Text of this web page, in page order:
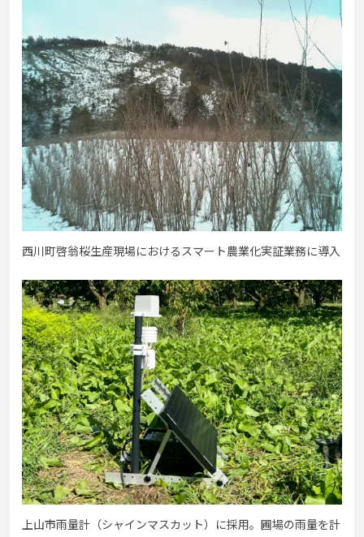
西川町啓翁桜生産現場におけるスマート農業化実証業務に導入
上山市雨量計（シャインマスカット）に採用。圃場の雨量を計